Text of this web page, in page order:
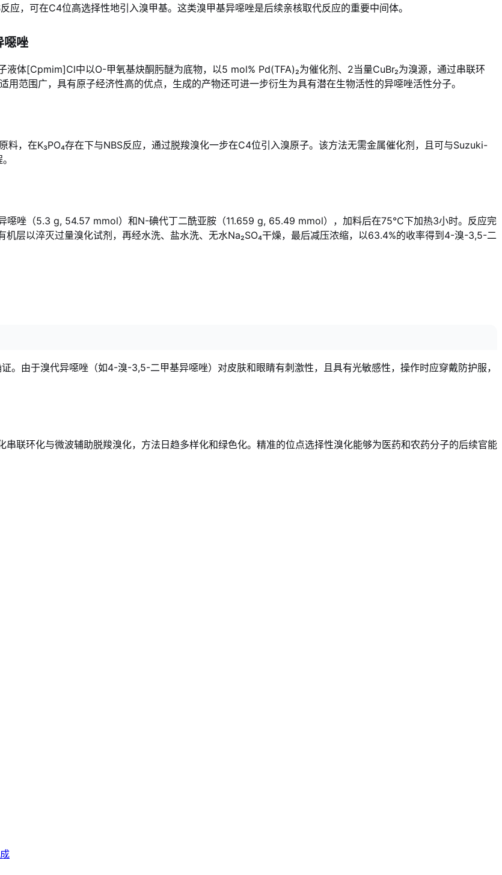
应，可在C4位高选择性地引入溴甲基。这类溴甲基异噁唑是后续亲核取代反应的重要中间体。
噁唑
液体[Cpmim]Cl中以O-甲氧基炔酮肟醚为底物，以5 mol% Pd(TFA)₂为催化剂、2当量CuBr₂为溴源，通过串联环
范围广，具有原子经济性高的优点，生成的产物还可进一步衍生为具有潜在生物活性的异噁唑活性分子。
料，在K₃PO₄存在下与NBS反应，通过脱羧溴化一步在C4位引入溴原子。该方法无需金属催化剂，且可与Suzuki-
噁唑（5.3 g, 54.57 mmol）和N-碘代丁二酰亚胺（11.659 g, 65.49 mmol），加料后在75℃下加热3小时。反应完
层以淬灭过量溴化试剂，再经水洗、盐水洗、无水Na₂SO₄干燥，最后减压浓缩，以63.4%的收率得到4-溴-3,5-二
。由于溴代异噁唑（如4-溴-3,5-二甲基异噁唑）对皮肤和眼睛有刺激性，且具有光敏感性，操作时应穿戴防护服，
联环化与微波辅助脱羧溴化，方法日趋多样化和绿色化。精准的位点选择性溴化能够为医药和农药分子的后续官能